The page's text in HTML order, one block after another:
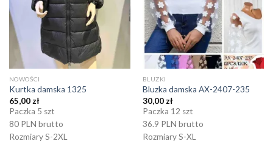
NOWOŚCI
Kurtka damska 1325
65,00 zł
Paczka 5 szt
80 PLN brutto
Rozmiary S-2XL
BLUZKI
Bluzka damska AX-2407-235
30,00 zł
Paczka 12 szt
36.9 PLN brutto
Rozmiary S-XL